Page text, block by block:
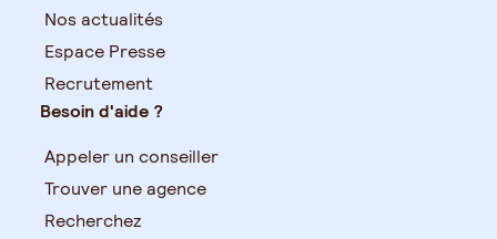
Nos actualités
Espace Presse
Recrutement
Besoin d'aide ?
Appeler un conseiller
Trouver une agence
Recherchez